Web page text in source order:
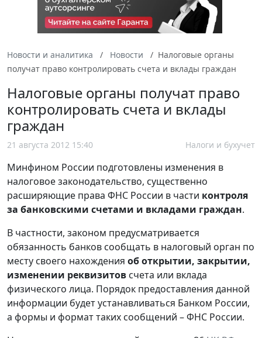
Новости и аналитика Новости
Налоговые органы
получат право контролировать счета и вклады граждан
Налоговые органы получат право
контролировать счета и вклады
граждан
21 августа 2012 15:40 Налоги и бухучет
Минфином России подготовлены изменения в
налоговое законодательство, существенно
расширяющие права ФНС России в части контроля
за банковскими счетами и вкладами граждан.
В частности, законом предусматривается
обязанность банков сообщать в налоговый орган по
месту своего нахождения об открытии, закрытии,
изменении реквизитов счета или вклада
физического лица. Порядок предоставления данной
информации будет устанавливаться Банком России,
а формы и формат таких сообщений – ФНС России.